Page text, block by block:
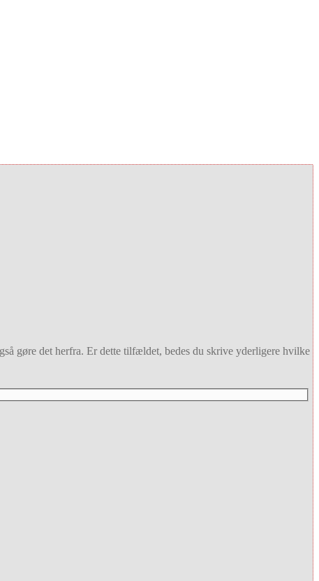
gøre det herfra. Er dette tilfældet, bedes du skrive yderligere hvilke